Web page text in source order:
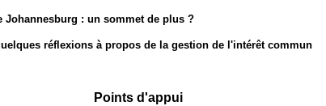
Johannesburg : un sommet de plus ?
réflexions à propos de la gestion de l'intérêt commun
Points d'appui